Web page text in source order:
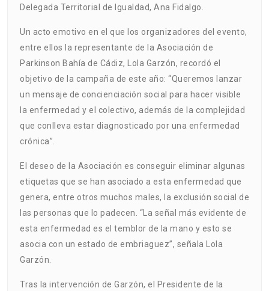
Delegada Territorial de Igualdad, Ana Fidalgo.
Un acto emotivo en el que los organizadores del evento,
entre ellos la representante de la Asociación de
Parkinson Bahía de Cádiz, Lola Garzón, recordó el
objetivo de la campaña de este año: “Queremos lanzar
un mensaje de concienciación social para hacer visible
la enfermedad y el colectivo, además de la complejidad
que conlleva estar diagnosticado por una enfermedad
crónica”.
El deseo de la Asociación es conseguir eliminar algunas
etiquetas que se han asociado a esta enfermedad que
genera, entre otros muchos males, la exclusión social de
las personas que lo padecen. “La señal más evidente de
esta enfermedad es el temblor de la mano y esto se
asocia con un estado de embriaguez”, señala Lola
Garzón.
Tras la intervención de Garzón, el Presidente de la